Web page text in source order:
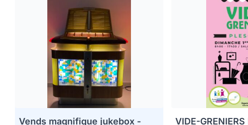
Vends magnifique jukebox -
VIDE-